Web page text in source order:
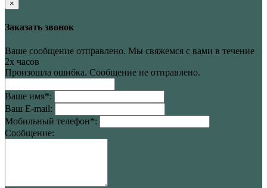
×
Заказать звонок
Ваше сообщение отправлено. Мы свяжемся с вами в течение
2х часов
Произошла ошибка. Сообщение не отправлено.
Ваше имя*:
Ваш E-mail:
Мобильный телефон*:
Сообщение: